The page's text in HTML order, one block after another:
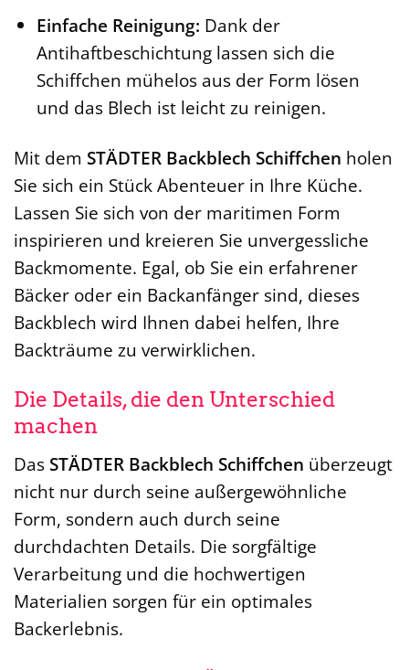
Einfache Reinigung: Dank der
Antihaftbeschichtung lassen sich die
Schiffchen mühelos aus der Form lösen
und das Blech ist leicht zu reinigen.
Mit dem STÄDTER Backblech Schiffchen holen
Sie sich ein Stück Abenteuer in Ihre Küche.
Lassen Sie sich von der maritimen Form
inspirieren und kreieren Sie unvergessliche
Backmomente. Egal, ob Sie ein erfahrener
Bäcker oder ein Backanfänger sind, dieses
Backblech wird Ihnen dabei helfen, Ihre
Backträume zu verwirklichen.
Die Details, die den Unterschied
machen
Das STÄDTER Backblech Schiffchen überzeugt
nicht nur durch seine außergewöhnliche
Form, sondern auch durch seine
durchdachten Details. Die sorgfältige
Verarbeitung und die hochwertigen
Materialien sorgen für ein optimales
Backerlebnis.